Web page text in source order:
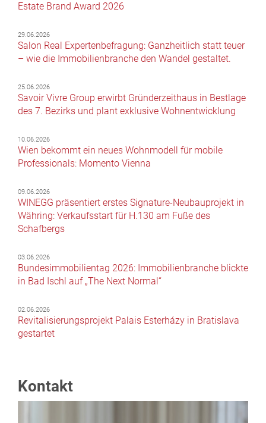
Estate Brand Award 2026
29.06.2026
Salon Real Expertenbefragung: Ganzheitlich statt teuer
– wie die Immobilienbranche den Wandel gestaltet.
25.06.2026
Savoir Vivre Group erwirbt Gründerzeithaus in Bestlage
des 7. Bezirks und plant exklusive Wohnentwicklung
10.06.2026
Wien bekommt ein neues Wohnmodell für mobile
Professionals: Momento Vienna
09.06.2026
WINEGG präsentiert erstes Signature-Neubauprojekt in
Währing: Verkaufsstart für H.130 am Fuße des
Schafbergs
03.06.2026
Bundesimmobilientag 2026: Immobilienbranche blickte
in Bad Ischl auf „The Next Normal“
02.06.2026
Revitalisierungsprojekt Palais Esterházy in Bratislava
gestartet
Kontakt